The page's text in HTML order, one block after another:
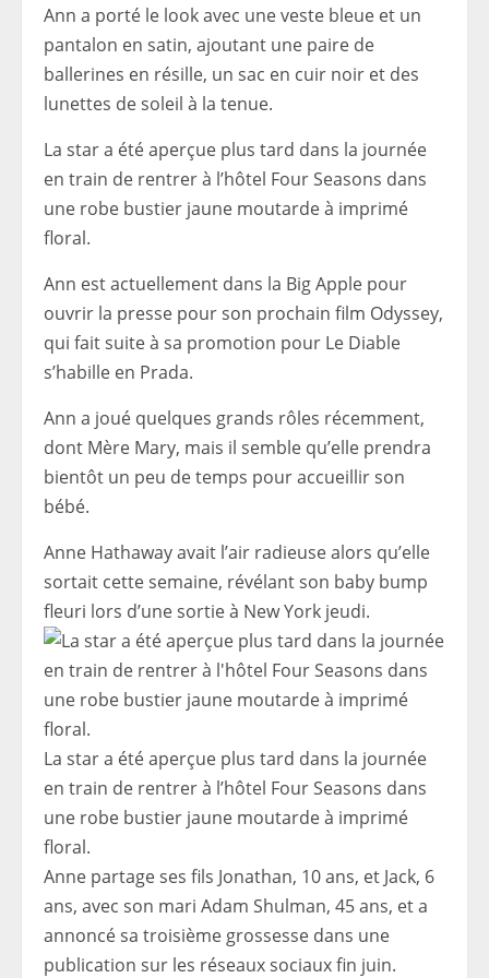
Ann a porté le look avec une veste bleue et un
pantalon en satin, ajoutant une paire de
ballerines en résille, un sac en cuir noir et des
lunettes de soleil à la tenue.
La star a été aperçue plus tard dans la journée
en train de rentrer à l’hôtel Four Seasons dans
une robe bustier jaune moutarde à imprimé
floral.
Ann est actuellement dans la Big Apple pour
ouvrir la presse pour son prochain film Odyssey,
qui fait suite à sa promotion pour Le Diable
s’habille en Prada.
Ann a joué quelques grands rôles récemment,
dont Mère Mary, mais il semble qu’elle prendra
bientôt un peu de temps pour accueillir son
bébé.
Anne Hathaway avait l’air radieuse alors qu’elle
sortait cette semaine, révélant son baby bump
fleuri lors d’une sortie à New York jeudi.
La star a été aperçue plus tard dans la journée
en train de rentrer à l’hôtel Four Seasons dans
une robe bustier jaune moutarde à imprimé
floral.
Anne partage ses fils Jonathan, 10 ans, et Jack, 6
ans, avec son mari Adam Shulman, 45 ans, et a
annoncé sa troisième grossesse dans une
publication sur les réseaux sociaux fin juin.